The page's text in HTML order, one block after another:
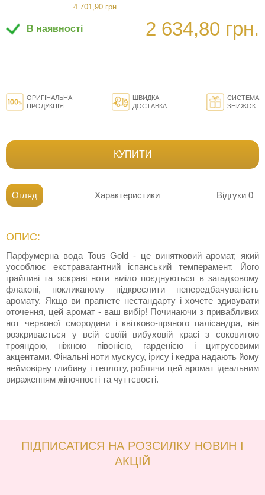
4 701,90 грн.
В наявності 2 634,80 грн.
ОРИГІНАЛЬНА
ПРОДУКЦІЯ
ШВИДКА
ДОСТАВКА
СИСТЕМА
ЗНИЖОК
КУПИТИ
Огляд Характеристики Відгуки 0
ОПИС:
Парфумерна вода Tous Gold - це винятковий аромат, який
уособлює екстравагантний іспанський темперамент. Його
грайливі та яскраві ноти вміло поєднуються в загадковому
флаконі, покликаному підкреслити непередбачуваність
аромату. Якщо ви прагнете нестандарту і хочете здивувати
оточення, цей аромат - ваш вибір! Починаючи з привабливих
нот червоної смородини і квітково-пряного палісандра, він
розкривається у всій своїй вибуховій красі з соковитою
трояндою, ніжною півонією, гарденією і цитрусовими
акцентами. Фінальні ноти мускусу, ірису і кедра надають йому
неймовірну глибину і теплоту, роблячи цей аромат ідеальним
вираженням жіночності та чуттєвості.
ПІДПИСАТИСЯ НА РОЗСИЛКУ НОВИН І
АКЦІЙ